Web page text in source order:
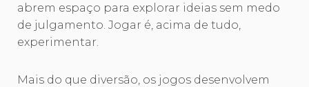
abrem espaço para explorar ideias sem medo
de julgamento. Jogar é, acima de tudo,
experimentar.
Mais do que diversão, os jogos desenvolvem